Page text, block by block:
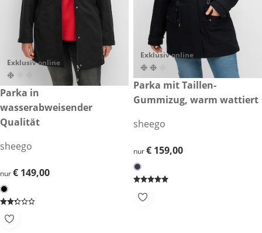
Exklusiv online
€ 149,00
Parka in
wasserabweisender
Qualität
sheego
€ 149,00
nur€ 149,00
Exklusiv online
€ 159,00
Parka mit Taillen-
Gummizug, warm wattiert
sheego
€ 159,00
nur€ 159,00